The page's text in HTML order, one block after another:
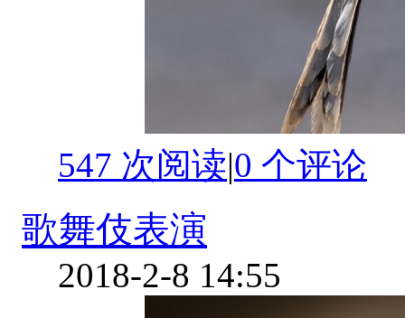
547 次阅读|0 个评论
歌舞伎表演
2018-2-8 14:55